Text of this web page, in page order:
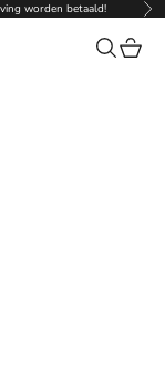
worden betaald!
Zoeken